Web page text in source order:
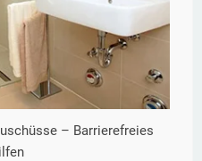
– Barrierefreies